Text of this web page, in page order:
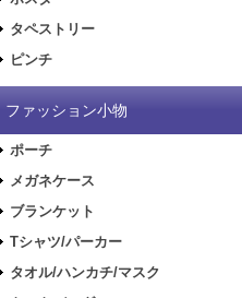
タペストリー
ピンチ
ファッション小物
ポーチ
メガネケース
ブランケット
Tシャツ/パーカー
タオル/ハンカチ/マスク